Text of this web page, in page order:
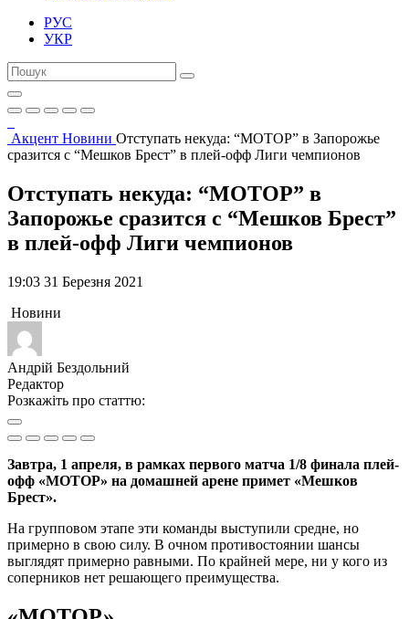
РУС
УКР
Акцент Новини Отступать некуда: “МОТОР” в Запорожье
сразится с “Мешков Брест” в плей-офф Лиги чемпионов
Отступать некуда: “МОТОР” в
Запорожье сразится с “Мешков Брест”
в плей-офф Лиги чемпионов
19:03 31 Березня 2021
Новини
Андрій Бездольний
Редактор
Розкажіть про статтю:
Завтра, 1 апреля, в рамках первого матча 1/8 финала плей-
офф «МОТОР» на домашней арене примет «Мешков
Брест».
На групповом этапе эти команды выступили средне, но
примерно в свою силу. В очном противостоянии шансы
выглядят примерно равными. По крайней мере, ни у кого из
соперников нет решающего преимущества.